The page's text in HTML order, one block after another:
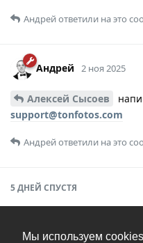
Мы используем
Андрейответили на это
Андрей 2 ноя 2025
Алексей Сысоев
support@tonfotos.com
Андрейответили на это
5 ДНЕЙ СПУСТЯ
Андрей 7 ноя 2025